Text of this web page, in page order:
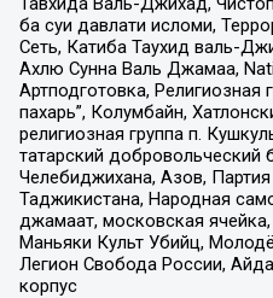
ба суи давлати исломи,
Сеть, Катиба Таухид валь-
Ахлю Сунна Валь Джамаа,
Артподготовка, Религиозная
пахарь”, Колумбайн,
религиозная группа п.
татарский добровольческий
Челебиджихана, Азов,
Таджикистана, Народная
джамаат, московская
Маньяки Культ Убийц,
Легион Свобода России,
корпус